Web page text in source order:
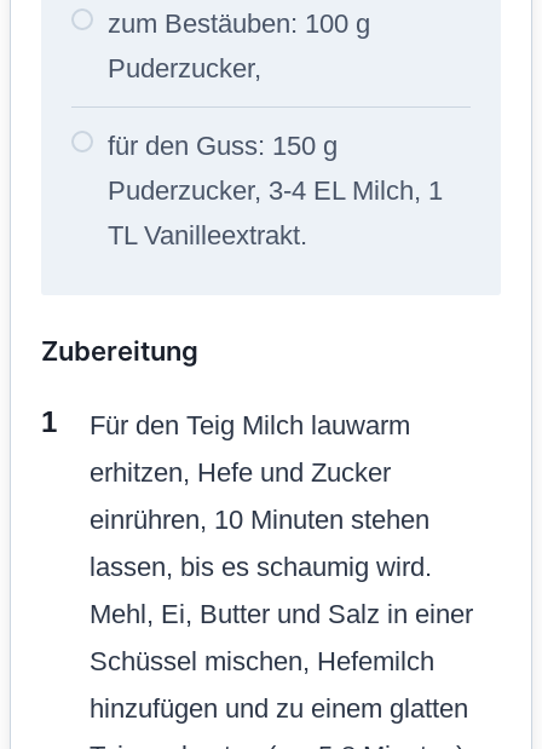
zum Bestäuben: 100 g
Puderzucker,
für den Guss: 150 g
Puderzucker, 3-4 EL Milch, 1
TL Vanilleextrakt.
Zubereitung
Für den Teig Milch lauwarm
erhitzen, Hefe und Zucker
einrühren, 10 Minuten stehen
lassen, bis es schaumig wird.
Mehl, Ei, Butter und Salz in einer
Schüssel mischen, Hefemilch
hinzufügen und zu einem glatten